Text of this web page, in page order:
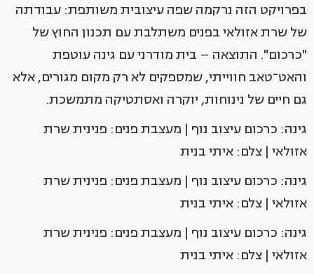
בפרויקט הזה נרקמה שפה עיצובית משותפת: עבודתה
של שרת אזולאי בפנים משתלבת עם תכנון החוץ של
"כרכום". התוצאה – בית מודרני עם גינה עוטפת
והאט־טאב חווייתי, שמספקים לא רק מקום מגורים, אלא
גם חיים של נינוחות, יוקרה ואסתטיקה מתמשכת.
גינה: כרכום עיצוב נוף | מעצבת פנים: פנינית שרת
אזולאי | צלם: איתי בנית
גינה: כרכום עיצוב נוף | מעצבת פנים: פנינית שרת
אזולאי | צלם: איתי בנית
גינה: כרכום עיצוב נוף | מעצבת פנים: פנינית שרת
אזולאי | צלם: איתי בנית